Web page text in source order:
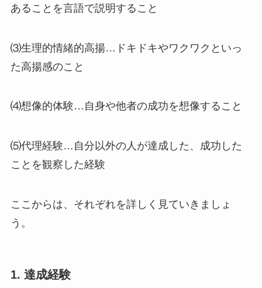
あることを言語で説明すること
⑶生理的情緒的高揚…ドキドキやワクワクといっ
た高揚感のこと
⑷想像的体験…自身や他者の成功を想像すること
⑸代理経験…自分以外の人が達成した、成功した
ことを観察した経験
ここからは、それぞれを詳しく見ていきましょ
う。
1. 達成経験